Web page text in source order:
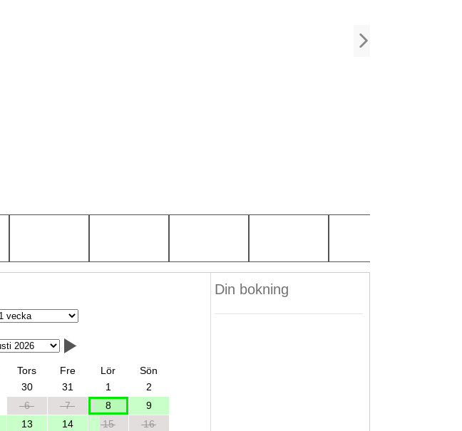
Tors Fre Lör
Sön
30 31 1
2
6 7 8
9
13 14 15
16
Din bokning